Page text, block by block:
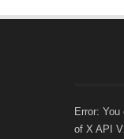
Error:
of X API